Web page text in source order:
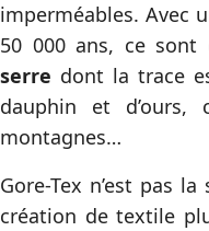
imperméables. Avec
50 000 ans, ce sont
serre dont la trace
dauphin et d’ours,
montagnes…
Gore-Tex n’est pas
création de textile